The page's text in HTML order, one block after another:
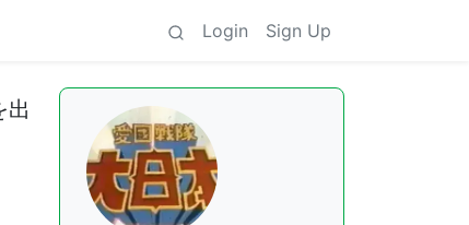
Login Sign Up
出